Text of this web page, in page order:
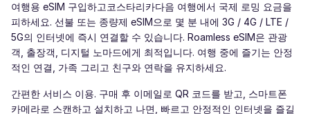
여행용 eSIM 구입하고코스타리카다음 여행에서 국제 로밍 요금을
피하세요. 선불 또는 종량제 eSIM으로 몇 분 내에 3G / 4G / LTE /
5G의 인터넷에 즉시 연결할 수 있습니다. Roamless eSIM은 관광
객, 출장객, 디지털 노마드에게 최적입니다. 여행 중에 즐기는 안정
적인 연결, 가족 그리고 친구와 연락을 유지하세요.
간편한 서비스 이용. 구매 후 이메일로 QR 코드를 받고, 스마트폰
카메라로 스캔하고 설치하고 나면, 빠르고 안정적인 인터넷을 즐길